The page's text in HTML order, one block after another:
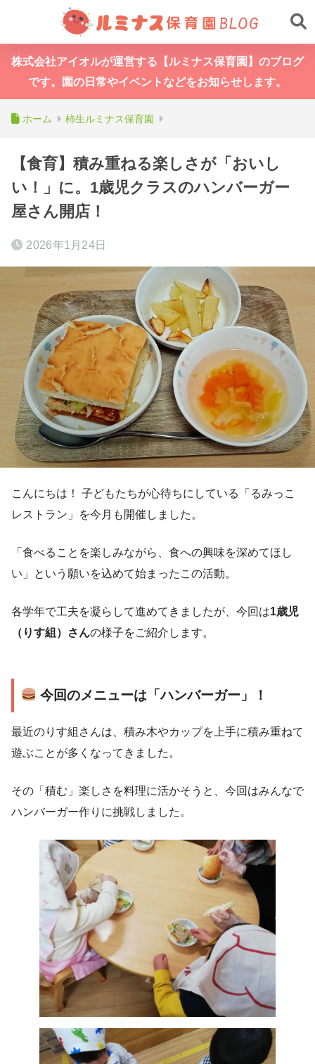
株式会社アイオルが運営する【ルミナス保育園】のブログ
です。園の日常やイベントなどをお知らせします。
ホーム 柿生ルミナス保育園
【食育】積み重ねる楽しさが「おいし
い！」に。1歳児クラスのハンバーガー
屋さん開店！
2026年1月24日
こんにちは！ 子どもたちが心待ちにしている「るみっこ
レストラン」を今月も開催しました。
「食べることを楽しみながら、食への興味を深めてほし
い」という願いを込めて始まったこの活動。
各学年で工夫を凝らして進めてきましたが、今回は1歳児
（りす組）さんの様子をご紹介します。
今回のメニューは「ハンバーガー」！
最近のりす組さんは、積み木やカップを上手に積み重ねて
遊ぶことが多くなってきました。
その「積む」楽しさを料理に活かそうと、今回はみんなで
ハンバーガー作りに挑戦しました。